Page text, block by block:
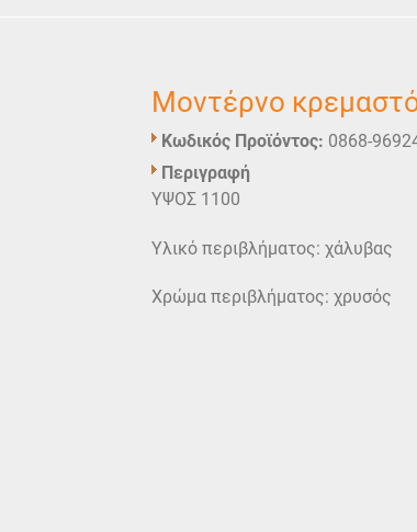
Μοντέρνο
Κωδικός Προϊόντος: 0868-
Περιγραφή
ΥΨΟΣ 1100
Υλικό περιβλήματος: χάλυβας
Χρώμα περιβλήματος: χρυσός